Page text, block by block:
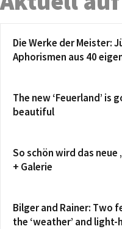
Die Werke der Meister:
Aphorismen aus 40
The new ‘Feuerland’ is
beautiful
So schön wird das neue
+ Galerie
Bilger and Rainer: Two
the ‘weather’ and